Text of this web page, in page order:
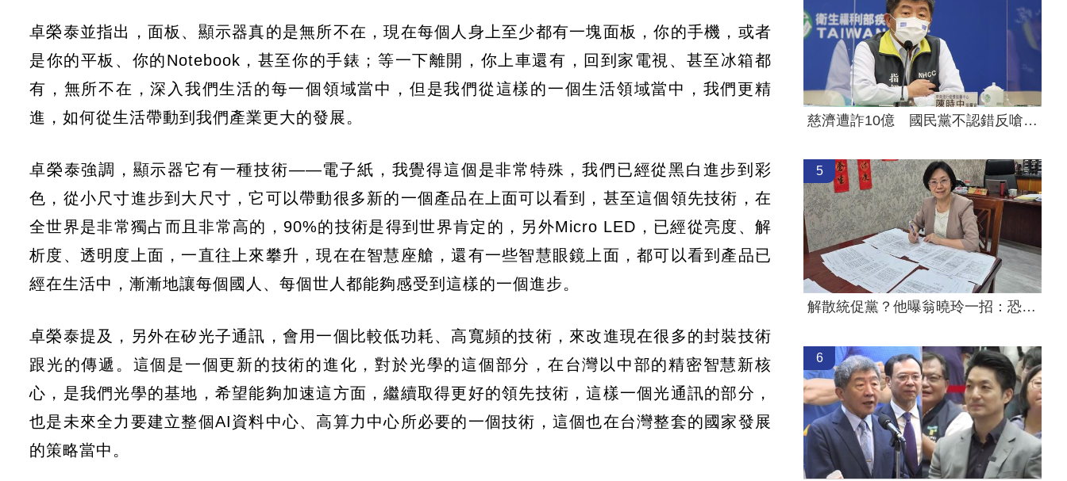
卓榮泰並指出，面板、顯示器真的是無所不在，現在每個人身上至少都有一塊面板，你的手機，或者
是你的平板、你的Notebook，甚至你的手錶；等一下離開，你上車還有，回到家電視、甚至冰箱都
有，無所不在，深入我們生活的每一個領域當中，但是我們從這樣的一個生活領域當中，我們更精
進，如何從生活帶動到我們產業更大的發展。
卓榮泰強調，顯示器它有一種技術——電子紙，我覺得這個是非常特殊，我們已經從黑白進步到彩
色，從小尺寸進步到大尺寸，它可以帶動很多新的一個產品在上面可以看到，甚至這個領先技術，在
全世界是非常獨占而且非常高的，90%的技術是得到世界肯定的，另外Micro LED，已經從亮度、解
析度、透明度上面，一直往上來攀升，現在在智慧座艙，還有一些智慧眼鏡上面，都可以看到產品已
經在生活中，漸漸地讓每個國人、每個世人都能夠感受到這樣的一個進步。
卓榮泰提及，另外在矽光子通訊，會用一個比較低功耗、高寬頻的技術，來改進現在很多的封裝技術
跟光的傳遞。這個是一個更新的技術的進化，對於光學的這個部分，在台灣以中部的精密智慧新核
心，是我們光學的基地，希望能夠加速這方面，繼續取得更好的領先技術，這樣一個光通訊的部分，
也是未來全力要建立整個AI資料中心、高算力中心所必要的一個技術，這個也在台灣整套的國家發展
的策略當中。
慈濟遭詐10億 國民黨不認錯反嗆⋯網炸鍋
5
解散統促黨？他曝翁曉玲一招：恐白忙一場
6